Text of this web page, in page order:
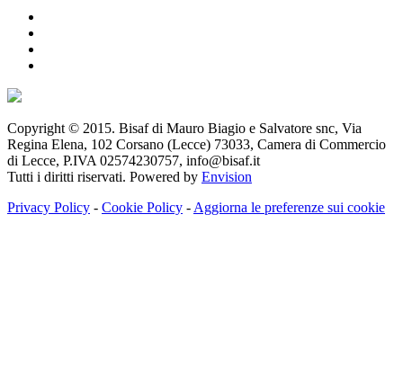
Copyright © 2015. Bisaf di Mauro Biagio e Salvatore snc, Via
Regina Elena, 102 Corsano (Lecce) 73033, Camera di Commercio
di Lecce, P.IVA 02574230757, info@bisaf.it
Tutti i diritti riservati. Powered by Envision
Privacy Policy - Cookie Policy - Aggiorna le preferenze sui cookie